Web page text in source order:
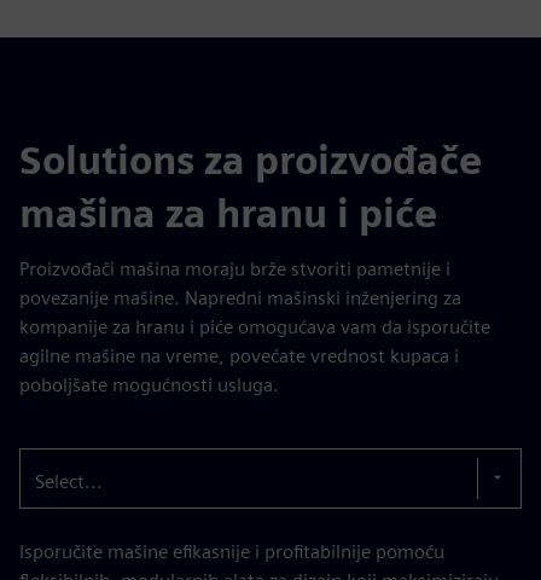
Solutions za proizvođače
mašina za hranu i piće
Proizvođači mašina moraju brže stvoriti pametnije i
povezanije mašine. Napredni mašinski inženjering za
kompanije za hranu i piće omogućava vam da isporučite
agilne mašine na vreme, povećate vrednost kupaca i
poboljšate mogućnosti usluga.
Select...
Isporučite mašine efikasnije i profitabilnije pomoću